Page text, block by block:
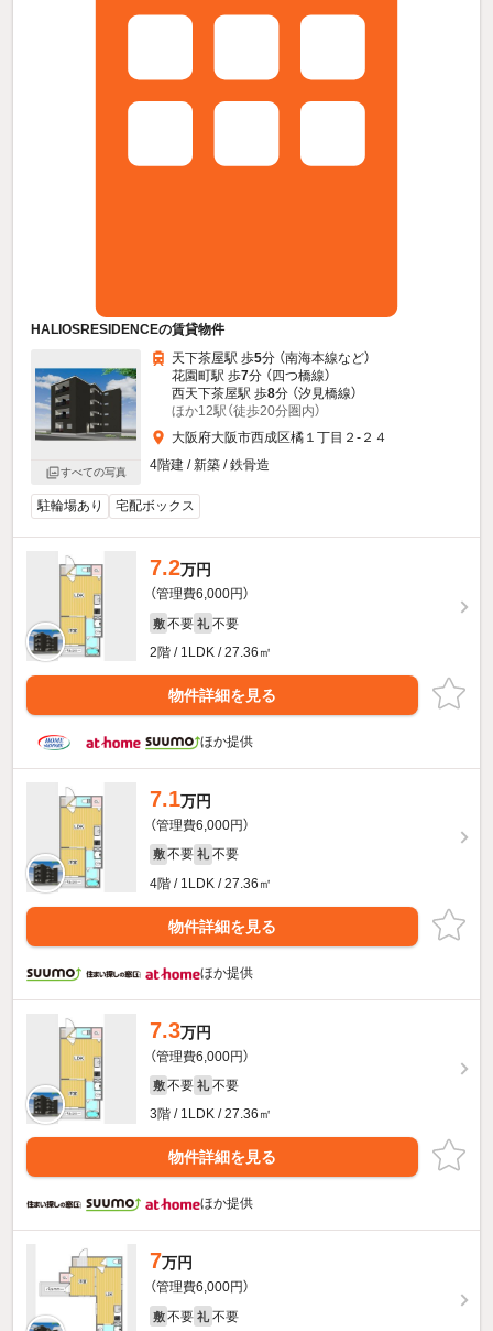
HALIOSRESIDENCEの賃貸物件
すべての写真
天下茶屋駅 歩5分 （南海本線など）
花園町駅 歩7分 （四つ橋線）
西天下茶屋駅 歩8分 （汐見橋線）
ほか12駅（徒歩20分圏内）
大阪府大阪市西成区橘１丁目２-２４
4階建 / 新築 / 鉄骨造
駐輪場あり 宅配ボックス
7.2万円
（管理費6,000円）
敷 不要 礼 不要
2階 / 1LDK / 27.36㎡
物件詳細を見る
ほか提供
7.1万円
（管理費6,000円）
敷 不要 礼 不要
4階 / 1LDK / 27.36㎡
物件詳細を見る
ほか提供
7.3万円
（管理費6,000円）
敷 不要 礼 不要
3階 / 1LDK / 27.36㎡
物件詳細を見る
ほか提供
7万円
（管理費6,000円）
敷 不要 礼 不要